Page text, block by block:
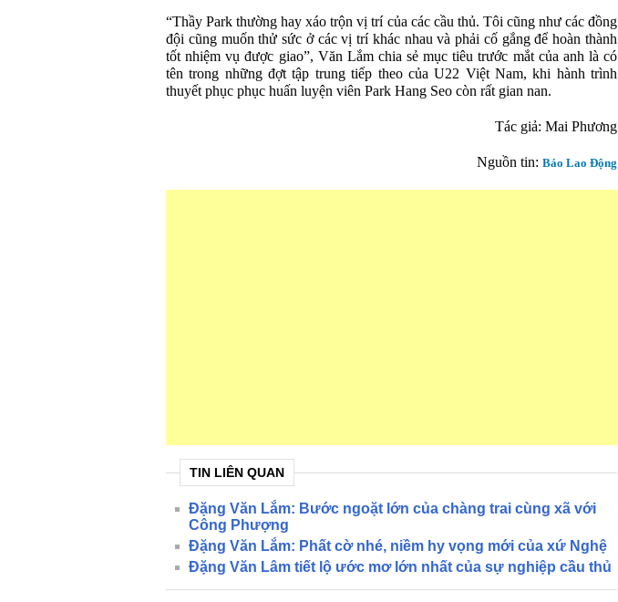
“Thầy Park thường hay xáo trộn vị trí của các cầu thủ. Tôi cũng như các đồng
đội cũng muốn thử sức ở các vị trí khác nhau và phải cố gắng để hoàn thành
tốt nhiệm vụ được giao”, Văn Lắm chia sẻ mục tiêu trước mắt của anh là có
tên trong những đợt tập trung tiếp theo của U22 Việt Nam, khi hành trình
thuyết phục phục huấn luyện viên Park Hang Seo còn rất gian nan.
Tác giả: Mai Phương
Nguồn tin: Báo Lao Động
TIN LIÊN QUAN
Đặng Văn Lắm: Bước ngoặt lớn của chàng trai cùng xã với
Công Phượng
Đặng Văn Lắm: Phất cờ nhé, niềm hy vọng mới của xứ Nghệ
Đặng Văn Lâm tiết lộ ước mơ lớn nhất của sự nghiệp cầu thủ